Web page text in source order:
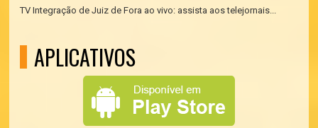
TV Integração de Juiz de Fora ao vivo: assista aos telejornais...
APLICATIVOS